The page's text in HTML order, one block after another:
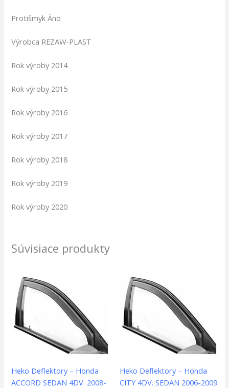
Protišmyk Áno
Výrobca REZAW-PLAST
Rok výroby 2014
Rok výroby 2015
Rok výroby 2016
Rok výroby 2017
Rok výroby 2018
Rok výroby 2019
Rok výroby 2020
Súvisiace produkty
Heko Deflektory – Honda
ACCORD SEDAN 4DV. 2008-
Heko Deflektory – Honda
CITY 4DV. SEDAN 2006-2009